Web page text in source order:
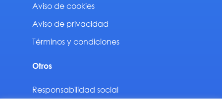
Aviso de cookies
Aviso de privacidad
Términos y condiciones
Otros
Responsabilidad social